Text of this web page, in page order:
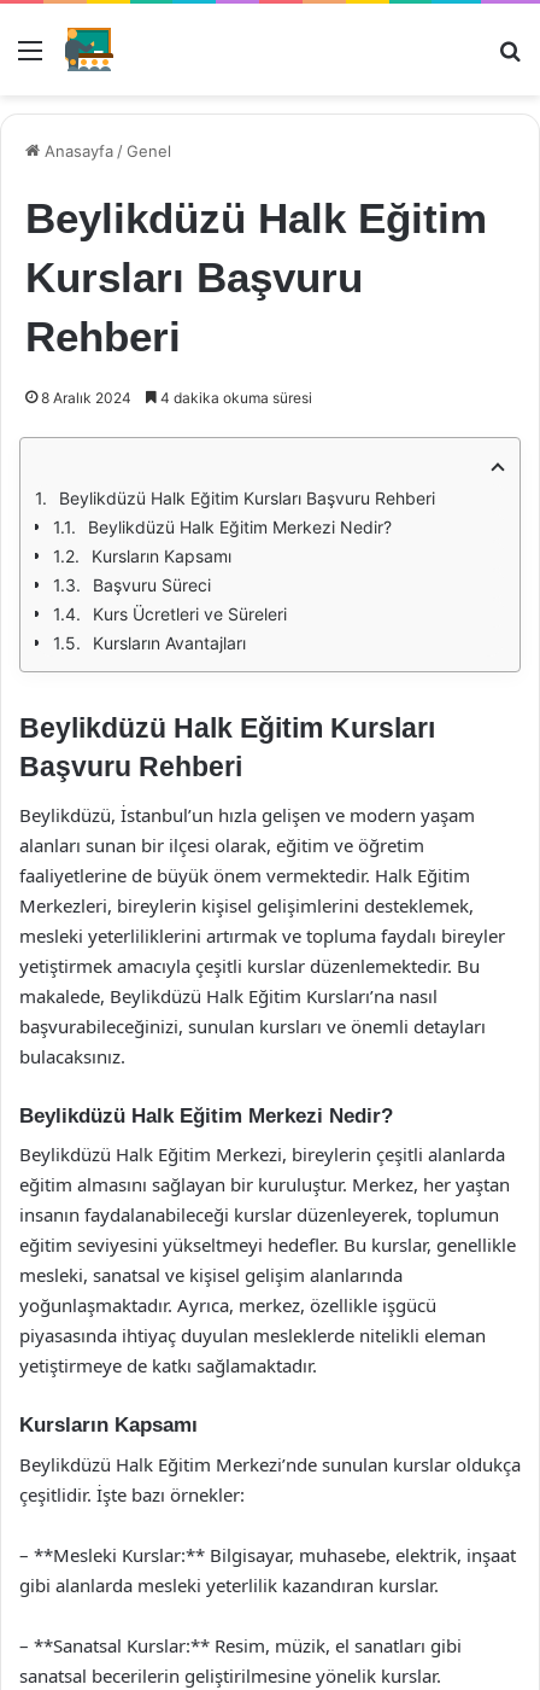
Menü
Anasayfa /Genel
Beylikdüzü Halk Eğitim
Kursları Başvuru
Rehberi
8 Aralık 2024 4 dakika okuma süresi
Beylikdüzü Halk Eğitim Kursları Başvuru Rehberi
Beylikdüzü Halk Eğitim Merkezi Nedir?
Kursların Kapsamı
Başvuru Süreci
Kurs Ücretleri ve Süreleri
Kursların Avantajları
Beylikdüzü Halk Eğitim Kursları
Başvuru Rehberi
Beylikdüzü, İstanbul’un hızla gelişen ve modern yaşam
alanları sunan bir ilçesi olarak, eğitim ve öğretim
faaliyetlerine de büyük önem vermektedir. Halk Eğitim
Merkezleri, bireylerin kişisel gelişimlerini desteklemek,
mesleki yeterliliklerini artırmak ve topluma faydalı bireyler
yetiştirmek amacıyla çeşitli kurslar düzenlemektedir. Bu
makalede, Beylikdüzü Halk Eğitim Kursları’na nasıl
başvurabileceğinizi, sunulan kursları ve önemli detayları
bulacaksınız.
Beylikdüzü Halk Eğitim Merkezi Nedir?
Beylikdüzü Halk Eğitim Merkezi, bireylerin çeşitli alanlarda
eğitim almasını sağlayan bir kuruluştur. Merkez, her yaştan
insanın faydalanabileceği kurslar düzenleyerek, toplumun
eğitim seviyesini yükseltmeyi hedefler. Bu kurslar, genellikle
mesleki, sanatsal ve kişisel gelişim alanlarında
yoğunlaşmaktadır. Ayrıca, merkez, özellikle işgücü
piyasasında ihtiyaç duyulan mesleklerde nitelikli eleman
yetiştirmeye de katkı sağlamaktadır.
Kursların Kapsamı
Beylikdüzü Halk Eğitim Merkezi’nde sunulan kurslar oldukça
çeşitlidir. İşte bazı örnekler:
– **Mesleki Kurslar:** Bilgisayar, muhasebe, elektrik, inşaat
gibi alanlarda mesleki yeterlilik kazandıran kurslar.
– **Sanatsal Kurslar:** Resim, müzik, el sanatları gibi
sanatsal becerilerin geliştirilmesine yönelik kurslar.